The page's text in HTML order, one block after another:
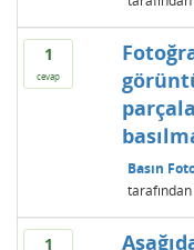
1
cevap
Basın
tarafından
1